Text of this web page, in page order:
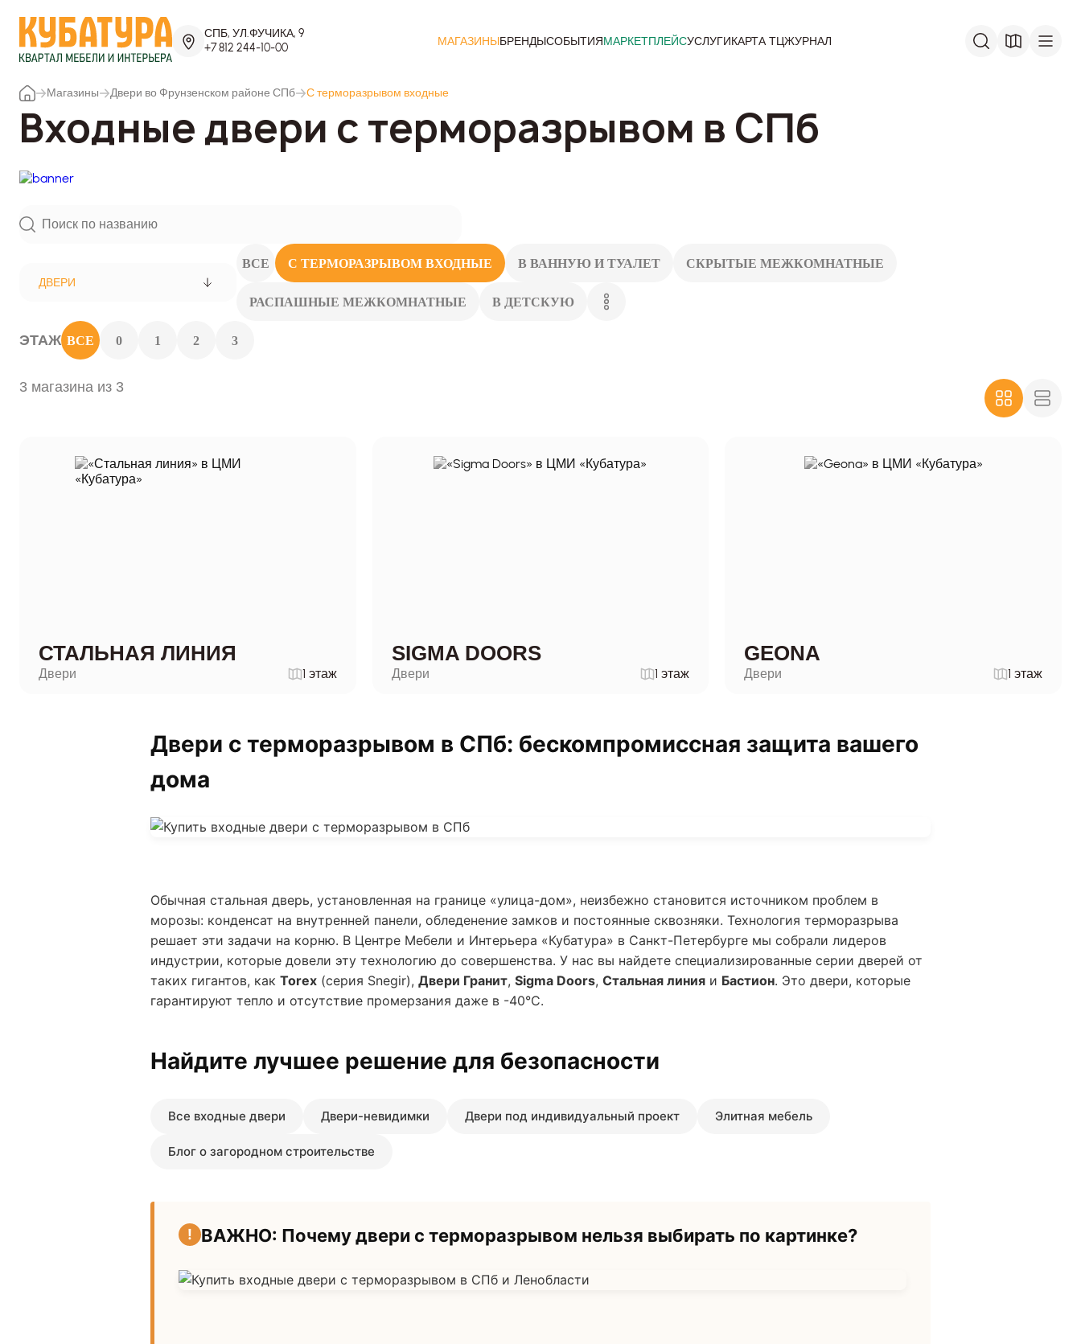
СПБ, УЛ.ФУЧИКА, 9
+7 812 244-10-00
МАГАЗИНЫБРЕНДЫСОБЫТИЯМАРКЕТПЛЕЙСУСЛУГИКАРТА ТЦЖУРНАЛ
Магазины Двери во Фрунзенском районе СПб С терморазрывом входные
Входные двери с терморазрывом в СПб
ДВЕРИ
ВСЕ С ТЕРМОРАЗРЫВОМ ВХОДНЫЕ В ВАННУЮ И ТУАЛЕТ СКРЫТЫЕ МЕЖКОМНАТНЫЕ
РАСПАШНЫЕ МЕЖКОМНАТНЫЕ В ДЕТСКУЮ
ЭТАЖ ВСЕ 0 1 2 3
3 магазина из 3
СТАЛЬНАЯ ЛИНИЯ
Двери 1 этаж
SIGMA DOORS
Двери 1 этаж
GEONA
Двери 1 этаж
Двери с терморазрывом в СПб: бескомпромиссная защита вашего
дома
Обычная стальная дверь, установленная на границе «улица-дом», неизбежно становится источником проблем в
морозы: конденсат на внутренней панели, обледенение замков и постоянные сквозняки. Технология терморазрыва
решает эти задачи на корню. В Центре Мебели и Интерьера «Кубатура» в Санкт-Петербурге мы собрали лидеров
индустрии, которые довели эту технологию до совершенства. У нас вы найдете специализированные серии дверей от
таких гигантов, как Torex (серия Snegir), Двери Гранит, Sigma Doors, Стальная линия и Бастион. Это двери, которые
гарантируют тепло и отсутствие промерзания даже в -40°C.
Найдите лучшее решение для безопасности
Все входные двери Двери-невидимки Двери под индивидуальный проект Элитная мебель
Блог о загородном строительстве
ВАЖНО: Почему двери с терморазрывом нельзя выбирать по картинке?